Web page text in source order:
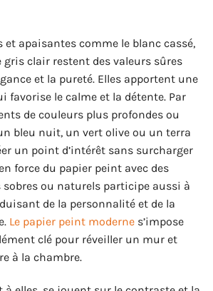
et apaisantes comme le blanc cassé,
gris clair restent des valeurs sûres
et la pureté. Elles apportent une
favorise le calme et la détente. Par
de couleurs plus profondes ou
bleu nuit, un vert olive ou un terra
un point d’intérêt sans surcharger
force du papier peint avec des
ou naturels participe aussi à
de la personnalité et de la
Le papier peint moderne s’impose
clé pour réveiller un mur et
à la chambre.